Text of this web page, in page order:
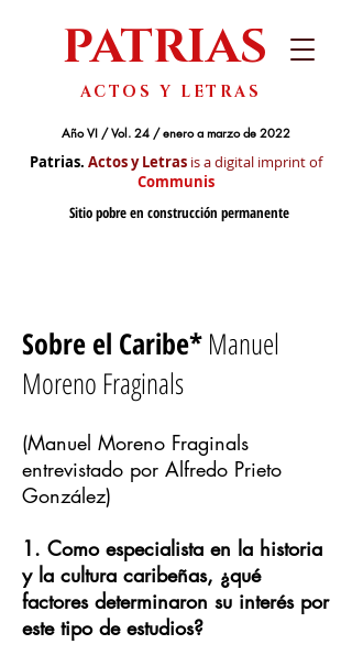
PATRIAS
Sitio pobre en construcción permanente
ACTOS Y LETRAS
Año VI / Vol. 24 / enero a marzo de 2022
Patrias. Actos y Letras is a digital imprint of
Communis
Sobre el Caribe*Manuel
Moreno Fraginals
(Manuel Moreno Fraginals
entrevistado por Alfredo Prieto
González)
1. Como especialista en la historia
y la cultura caribeñas, ¿qué
factores determinaron su interés por
este tipo de estudios?